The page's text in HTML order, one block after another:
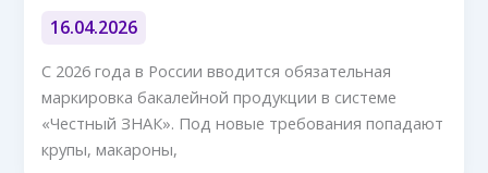
16.04.2026
С 2026 года в России вводится обязательная
маркировка бакалейной продукции в системе
«Честный ЗНАК». Под новые требования попадают
крупы, макароны,